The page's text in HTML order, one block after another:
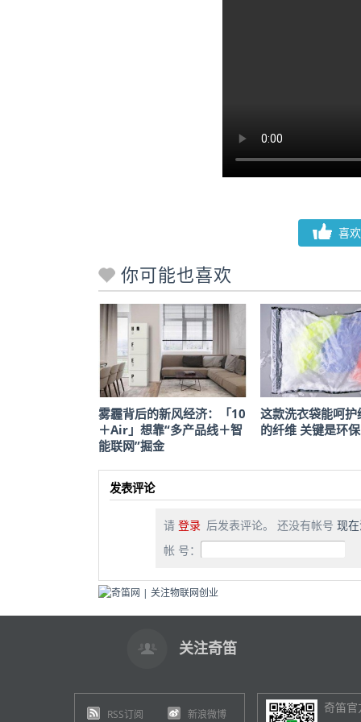
喜
你可能也喜欢
雾霾背后的新风经济：「10
＋Air」想靠“多产品线＋智
能联网”掘金
这款洗衣袋能呵护
的纤维 关键是环保
发表评论
请 登录 后发表评论。 还没有帐号 现
帐 号：
关注奇笛
RSS订阅 新浪微博 奇笛